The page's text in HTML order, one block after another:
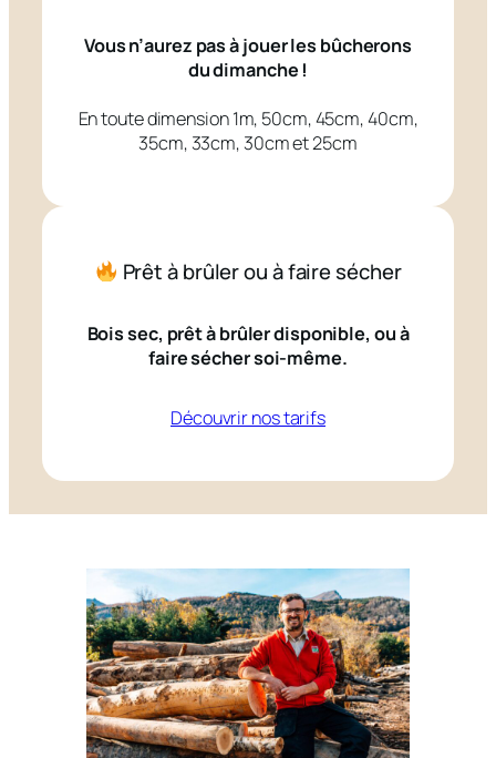
Vous n’aurez pas à jouer les bûcherons
du dimanche !
En toute dimension 1m, 50cm, 45cm, 40cm,
35cm, 33cm, 30cm et 25cm
Prêt à brûler ou à faire sécher
Bois sec, prêt à brûler disponible, ou à
faire sécher soi-même.
Découvrir nos tarifs